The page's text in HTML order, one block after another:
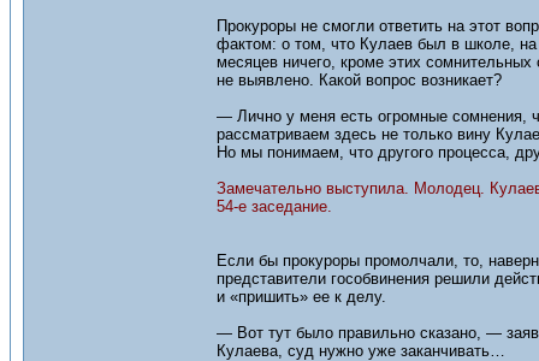
Прокуроры не смогли ответить на этот
фактом: о том, что Кулаев был в школе, на
месяцев ничего, кроме этих
не выявлено. Какой вопрос возникает?
— Лично у меня есть огромные сомнения,
рассматриваем здесь не только вину
Но мы понимаем, что другого процесса,
Замечательно выступила. Молодец.
54-е заседание.
Если бы прокуроры промолчали, то,
представители гособвинения решили
и «пришить» ее к делу.
— Вот тут было правильно сказано, —
Кулаева, суд нужно уже заканчивать…